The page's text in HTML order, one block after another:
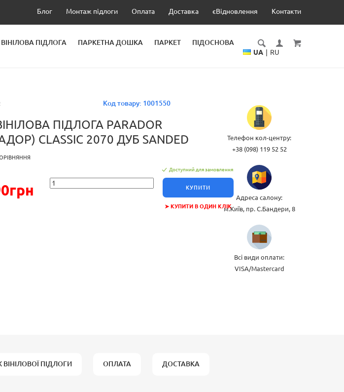
Блог Монтаж підлоги Оплата Доставка єВідновлення Контакти
ВІНІЛОВА ПІДЛОГА ПАРКЕТНА ДОШКА ПАРКЕТ
ПІДОСНОВА
UA RU
Код товару: 1001550
ПІДЛОГА PARADOR
CLASSIC 2070 ДУБ SANDED
Доступний для замовлення
КУПИТИ
➤ КУПИТИ В ОДИН КЛІК
Телефон кол-центру:
+38 (098) 119 52 52
Адреса салону:
м.Київ, пр. С.Бандери, 8
Всі види оплати:
VISA/Mastercard
ПІДЛОГИ ОПЛАТА ДОСТАВКА